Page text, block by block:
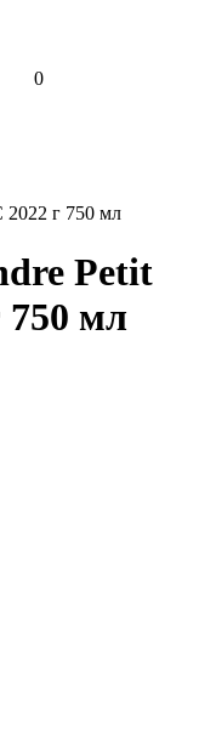
0
2022 г 750 мл
Petit
750 мл